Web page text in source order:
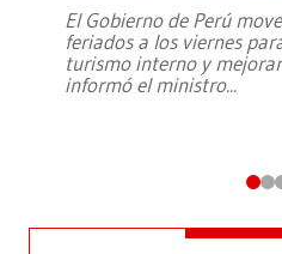
El Gobierno de Perú
feriados a los viernes
turismo interno y
informó el ministro...